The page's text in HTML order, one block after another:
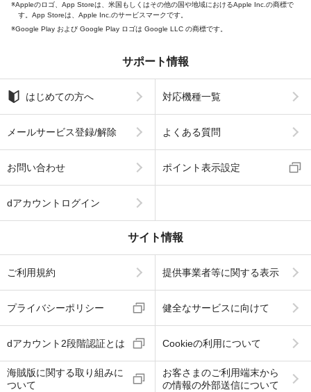
Appleのロゴ、App Storeは、米国もしくはその他の国や地域におけるApple Inc.の商標で
す。App Storeは、Apple Inc.のサービスマークです。
Google Play および Google Play ロゴは Google LLC の商標です。
サポート情報
はじめての方へ 対応機種一覧
メールサービス登録/解除 よくある質問
お問い合わせ ポイント表示設定
dアカウントログイン
サイト情報
ご利用規約 提供事業者等に関する表示
プライバシーポリシー 健全なサービスに向けて
dアカウント2段階認証とは Cookieの利用について
海賊版に関する取り組みに
ついて
お客さまのご利用端末から
の情報の外部送信について